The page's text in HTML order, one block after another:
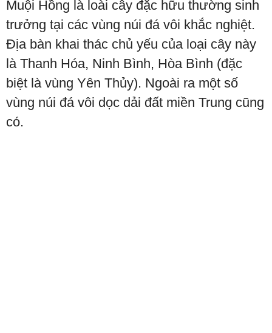
Muội Hồng là loài cây đặc hữu thường sinh
trưởng tại các vùng núi đá vôi khắc nghiệt.
Địa bàn khai thác chủ yếu của loại cây này
là Thanh Hóa, Ninh Bình, Hòa Bình (đặc
biệt là vùng Yên Thủy). Ngoài ra một số
vùng núi đá vôi dọc dải đất miền Trung cũng
có.